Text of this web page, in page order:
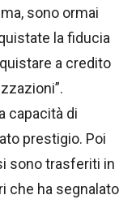
sono ormai
la fiducia
a credito
capacità di
prestigio. Poi
sono trasferiti in
che ha segnalato